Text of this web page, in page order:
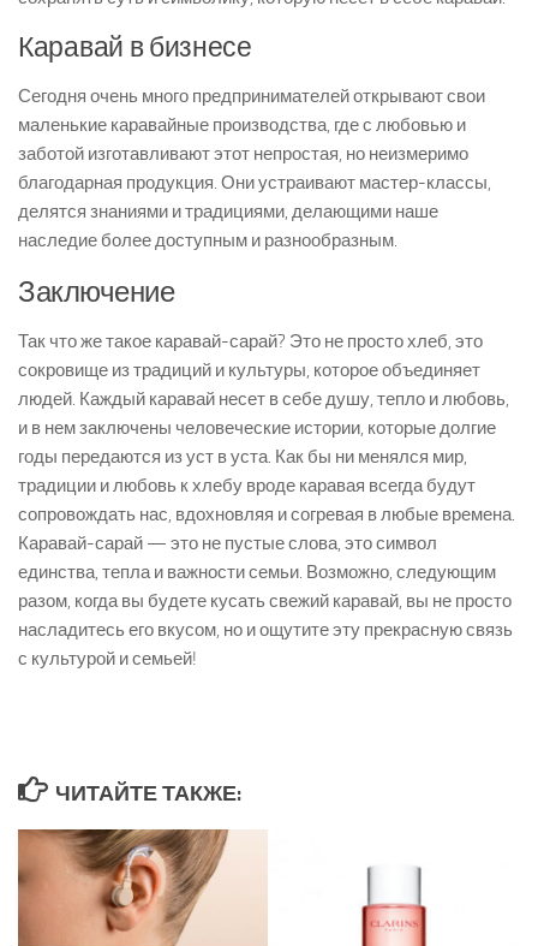
Каравай в бизнесе
Сегодня очень много предпринимателей открывают свои
маленькие каравайные производства, где с любовью и
заботой изготавливают этот непростая, но неизмеримо
благодарная продукция. Они устраивают мастер-классы,
делятся знаниями и традициями, делающими наше
наследие более доступным и разнообразным.
Заключение
Так что же такое каравай-сарай? Это не просто хлеб, это
сокровище из традиций и культуры, которое объединяет
людей. Каждый каравай несет в себе душу, тепло и любовь,
и в нем заключены человеческие истории, которые долгие
годы передаются из уст в уста. Как бы ни менялся мир,
традиции и любовь к хлебу вроде каравая всегда будут
сопровождать нас, вдохновляя и согревая в любые времена.
Каравай-сарай — это не пустые слова, это символ
единства, тепла и важности семьи. Возможно, следующим
разом, когда вы будете кусать свежий каравай, вы не просто
насладитесь его вкусом, но и ощутите эту прекрасную связь
с культурой и семьей!
ЧИТАЙТЕ ТАКЖЕ: